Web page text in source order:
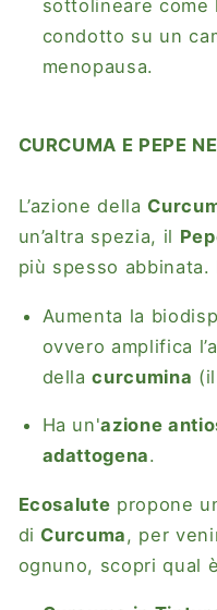
sottolineare
condotto su un
menopausa.
CURCUMA E PEPE
L’azione della
un’altra spezia, il
più spesso abbinata.
Aumenta la
ovvero amplifica
della curcumina
Ha un'azione
adattogena.
Ecosalute propone
di Curcuma, per
ognuno, scopri qual